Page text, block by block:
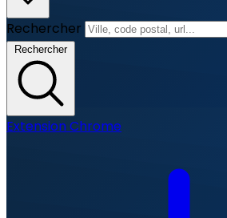
Rechercher
Rechercher
Extension Chrome